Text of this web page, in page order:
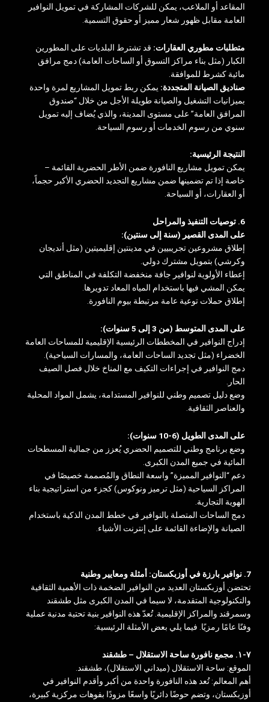
المقاعد أو الملاعب، يمكن للشركات المشاركة في تمويل النوافير
العامة مقابل ظهور شعار مميز أو حقوق التسمية.
متطلبات مطوري العقارات: قد تشترط البلديات على المطورين
الكبار (مثل بناء مراكز التسوق أو الساحات العامة) دمج مرافق
مائية كشرط للموافقة.
صناديق الصيانة المتجددة: يمكن ربط تمويل المشاريع لمرة واحدة
بميزانيات التشغيل والصيانة طويلة الأجل من خلال “صندوق
المرافق العامة” على مستوى المدينة، والذي يُضاف إليه تمويل
سنوي من رسوم الخدمات أو رسوم السياحة.
النتيجة الرئيسية:
يمكن تمويل مشاريع النافورة ضمن الأطر الحضرية القائمة –
خاصة إذا تم تضمينها ضمن مشاريع التجديد الحضري الأكبر حجماً،
أو العقارات، أو السياحة.
6. توصيات التنفيذ والمراحل
على المدى القصير (سنة إلى سنتين):
إطلاق مشروعين تجريبيين في مدينتين إقليميتين (مثل أنديجان
وكرشي) بتمويل مشترك دولي.
إعطاء الأولوية لنوافير جافة منخفضة التكلفة في المناطق التي
يمكن المشي فيها باستخدام المياه المعاد تدويرها.
إطلاق حملات توعية عامة مرتبطة بيوم النافورة.
على المدى المتوسط ​​(من 3 إلى 5 سنوات):
إدراج النوافير في المخططات الرئيسية الإقليمية للمساحات العامة
الخضراء (مثل تجديد الساحات العامة، والمسارات السياحية).
دمج النوافير في إجراءات التكيف مع المناخ خلال فصل الصيف
الحار.
وضع دليل تصميم وطني للنوافير المستدامة، يشمل المواد المحلية
والعناصر الثقافية.
على المدى الطويل (6-10 سنوات):
وضع برنامج وطني للتصميم الحضري يُعزز من جمالية المسطحات
المائية في جميع المدن الكبرى.
دعم “النوافير المميزة” واسعة النطاق والمُصممة خصيصًا في
المراكز السياحية (مثل ترميز ونوكوس) كجزء من استراتيجية بناء
الهوية التجارية.
دمج الساحات المتصلة بالنوافير في خطط المدن الذكية باستخدام
الصيانة والإضاءة القائمة على إنترنت الأشياء.
7. نوافير بارزة في أوزبكستان: أمثلة ومعايير وطنية
تحتضن أوزبكستان العديد من النوافير الضخمة ذات الأهمية الثقافية
والتكنولوجية المتقدمة، لا سيما في المدن الكبرى مثل طشقند
وسمرقند والمراكز الإقليمية. تُعدّ هذه النوافير بنية تحتية مدنية عملية
وفنًا عامًا رمزيًا. فيما يلي بعض الأمثلة الرئيسية:
٧-١. مجمع نافورة ساحة الاستقلال – طشقند
الموقع: ساحة الاستقلال (ميداني الاستقلال)، طشقند.
أهم المعالم: تُعد هذه النافورة واحدة من أكبر وأقدم النوافير في
أوزبكستان، وتضم حوضًا دائريًا واسعًا مزودًا بفوهات مركزية كبيرة،